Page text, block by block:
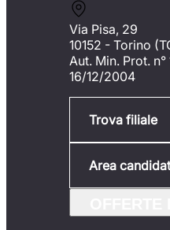
Via Pisa, 29
10152 - Torino
Aut. Min. Prot.
16/12/2004
Trova filiale
Area